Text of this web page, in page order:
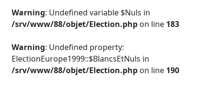
Warning: Undefined variable $Nuls in
/srv/www/88/objet/Election.php on line 183
Warning: Undefined property:
ElectionEurope1999::$BlancsEtNuls in
/srv/www/88/objet/Election.php on line 190